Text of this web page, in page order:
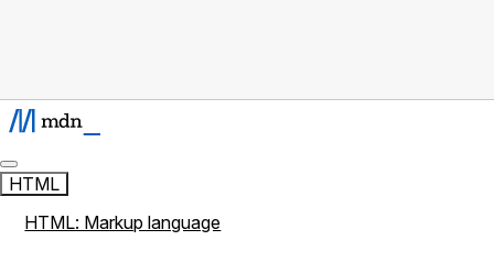
HTML
HTML: Markup language